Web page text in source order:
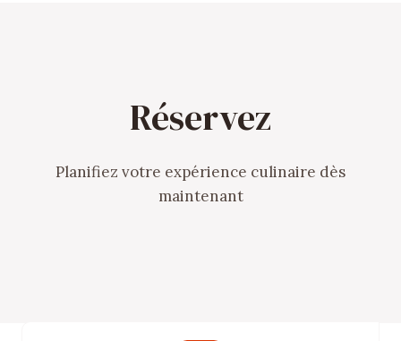
Réservez
Planifiez votre expérience culinaire dès
maintenant